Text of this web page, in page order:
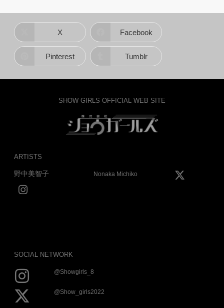
X Facebook
Pinterest Tumblr
SHOW GIRLS OFFICIAL WEB SITE
ARTISTS
野中美智子 Nonaka Michiko
SOCIAL NETWORK
@showgirls_8
@show_girls2022